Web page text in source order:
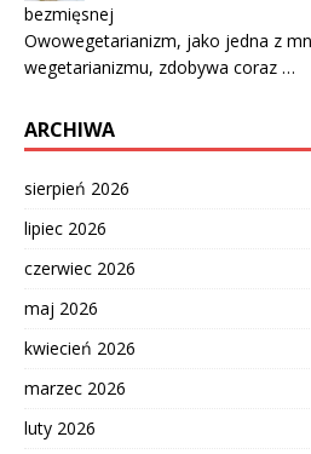
bezmięsnej
Owowegetarianizm, jako jedna z
wegetarianizmu, zdobywa coraz …
ARCHIWA
sierpień 2026
lipiec 2026
czerwiec 2026
maj 2026
kwiecień 2026
marzec 2026
luty 2026